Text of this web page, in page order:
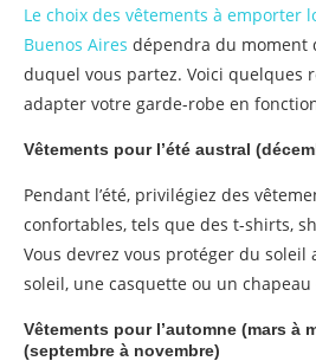
Le choix des vêtements à emporter
Buenos Aires dépendra du moment
duquel vous partez. Voici quelques
adapter votre garde-robe en
Vêtements pour l’été austral
Pendant l’été, privilégiez des
confortables, tels que des t-shirts,
Vous devrez vous protéger du soleil
soleil, une casquette ou un chapeau
Vêtements pour l’automne (mars à
(septembre à novembre)